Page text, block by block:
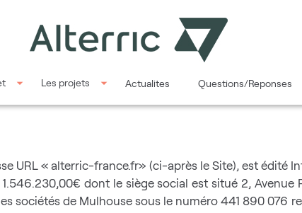
Les projets Actualites Questions/Reponses
URL « alterric-france.fr» (ci-après le Site), est édité
dont le siège social est situé 2, Avenue
sociétés de Mulhouse sous le numéro 441 890 076